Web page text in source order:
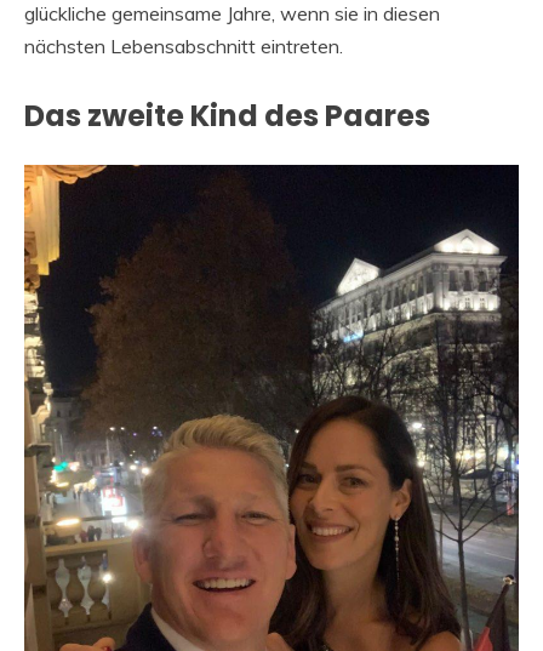
glückliche gemeinsame Jahre, wenn sie in diesen
nächsten Lebensabschnitt eintreten.
Das zweite Kind des Paares